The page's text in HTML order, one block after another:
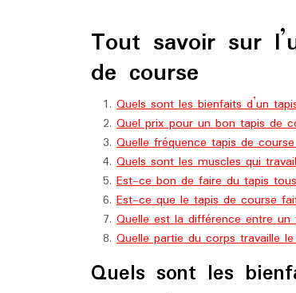
Tout savoir sur
de course
Quels sont les bienfaits d’un
Quel prix pour un bon tapis de
Quelle fréquence tapis de
Quels sont les muscles qui
Est-ce bon de faire du tapis
Est-ce que le tapis de course
Quelle est la différence entre
Quelle partie du corps travaille
Quels sont les